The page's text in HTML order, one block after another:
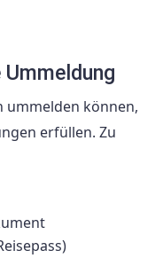
ummelden können,
erfüllen. Zu